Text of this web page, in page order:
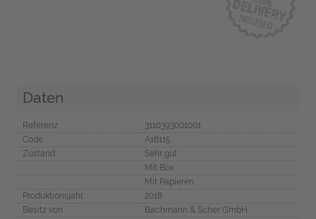
Daten
Referenz
3110393001001
Code
A18115
Zustand
Sehr gut
Mit Box
Mit Papieren
Produktionsjahr
2018
Besitz von
Bachmann & Scher GmbH